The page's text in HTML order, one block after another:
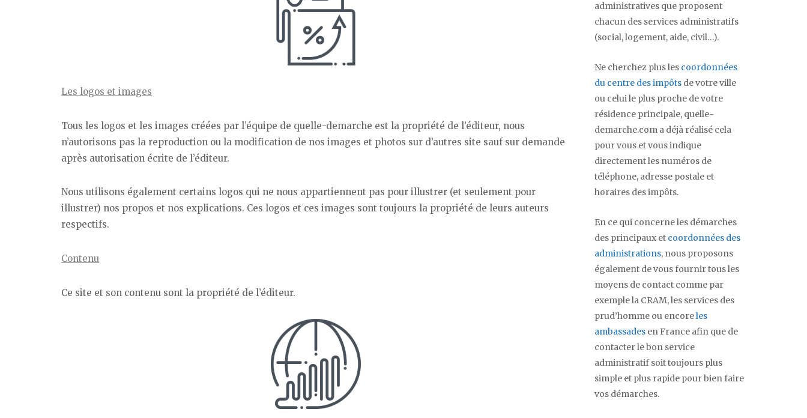
Les logos et images
Tous les logos et les images créées par l’équipe de quelle-demarche est la propriété de l’éditeur, nous
n’autorisons pas la reproduction ou la modification de nos images et photos sur d’autres site sauf sur demande
après autorisation écrite de l’éditeur.
Nous utilisons également certains logos qui ne nous appartiennent pas pour illustrer (et seulement pour
illustrer) nos propos et nos explications. Ces logos et ces images sont toujours la propriété de leurs auteurs
respectifs.
Contenu
Ce site et son contenu sont la propriété de l’éditeur.
administratives que proposent
chacun des services administratifs
(social, logement, aide, civil…).
Ne cherchez plus les coordonnées
du centre des impôts de votre ville
ou celui le plus proche de votre
résidence principale, quelle-
demarche.com a déjà réalisé cela
pour vous et vous indique
directement les numéros de
téléphone, adresse postale et
horaires des impôts.
En ce qui concerne les démarches
des principaux et coordonnées des
administrations, nous proposons
également de vous fournir tous les
moyens de contact comme par
exemple la CRAM, les services des
prud’homme ou encoreles
ambassades en France afin que de
contacter le bon service
administratif soit toujours plus
simple et plus rapide pour bien faire
vos démarches.